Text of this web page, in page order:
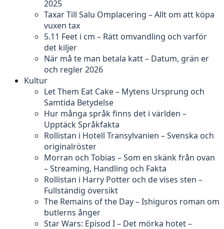
2025
Taxar Till Salu Omplacering – Allt om att köpa
vuxen tax
5.11 Feet i cm – Rätt omvandling och varför
det kiljer
När må te man betala katt – Datum, grän er
och regler 2026
Kultur
Let Them Eat Cake – Mytens Ursprung och
Samtida Betydelse
Hur många språk finns det i världen –
Upptäck Språkfakta
Rollistan i Hotell Transylvanien – Svenska och
originalröster
Morran och Tobias – Som en skänk från ovan
– Streaming, Handling och Fakta
Rollistan i Harry Potter och de vises sten –
Fullständig översikt
The Remains of the Day – Ishiguros roman om
butlerns ånger
Star Wars: Episod I – Det mörka hotet –